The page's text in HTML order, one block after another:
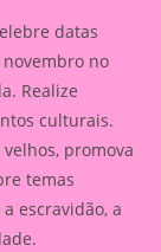
datas
novembro no
Realize
culturais.
promova
temas
escravidão, a